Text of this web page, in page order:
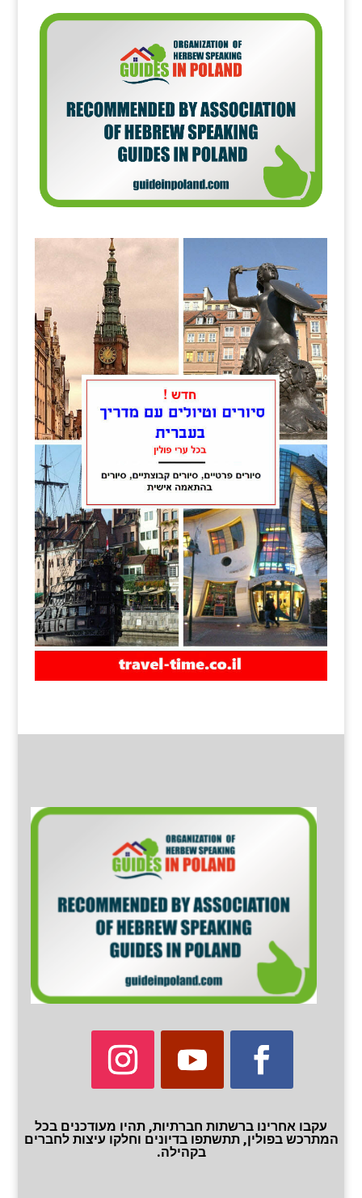
עקבו אחרינו ברשתות חברתיות, תהיו מעודכנים בכל
המתרכש בפולין, תתשתפו בדיונים וחלקו עיצות לחברים
בקהילה.